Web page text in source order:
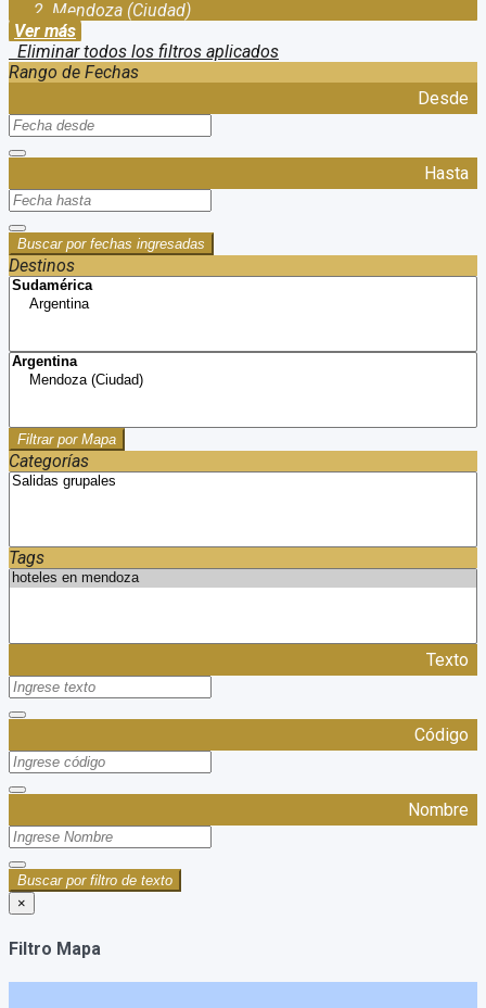
Mendoza (Ciudad)
Ver más
Eliminar todos los filtros aplicados
Rango de Fechas
Desde
Hasta
Buscar por fechas ingresadas
Destinos
Filtrar por Mapa
Categorías
Tags
Texto
Código
Nombre
Buscar por filtro de texto
×
Filtro Mapa